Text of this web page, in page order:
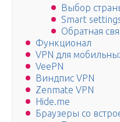
Выбор
Smart
Обратная
Функционал
VPN для
VeePN
Виндпис VPN
Zenmate VPN
Hide.me
Браузеры со